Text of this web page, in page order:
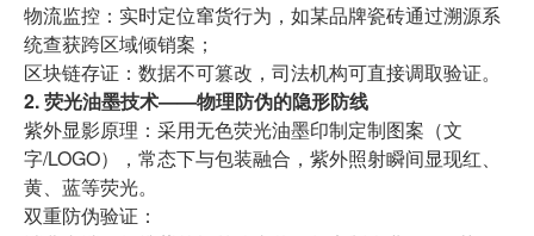
物流监控：实时定位窜货行为，如某品牌瓷砖通过溯源系
统查获跨区域倾销案；
区块链存证：数据不可篡改，司法机构可直接调取验证。
2. 荧光油墨技术——物理防伪的隐形防线
紫外显影原理：采用无色荧光油墨印制定制图案（文
字/LOGO），常态下与包装融合，紫外照射瞬间显现红、
黄、蓝等荧光。
双重防伪验证：